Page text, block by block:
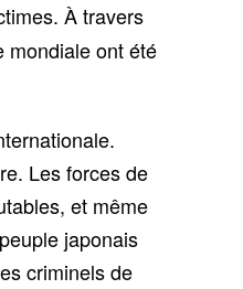
À travers
mondiale ont été
Les forces de
et même
japonais
criminels de